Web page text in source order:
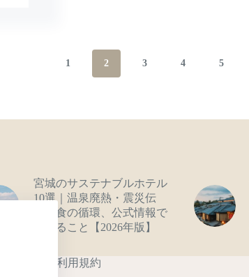
1 2 3 4 5
宮城のサステナブルホテル
10選｜温泉廃熱・震災伝
承・食の循環、公式情報で
わかること【2026年版】
利用規約